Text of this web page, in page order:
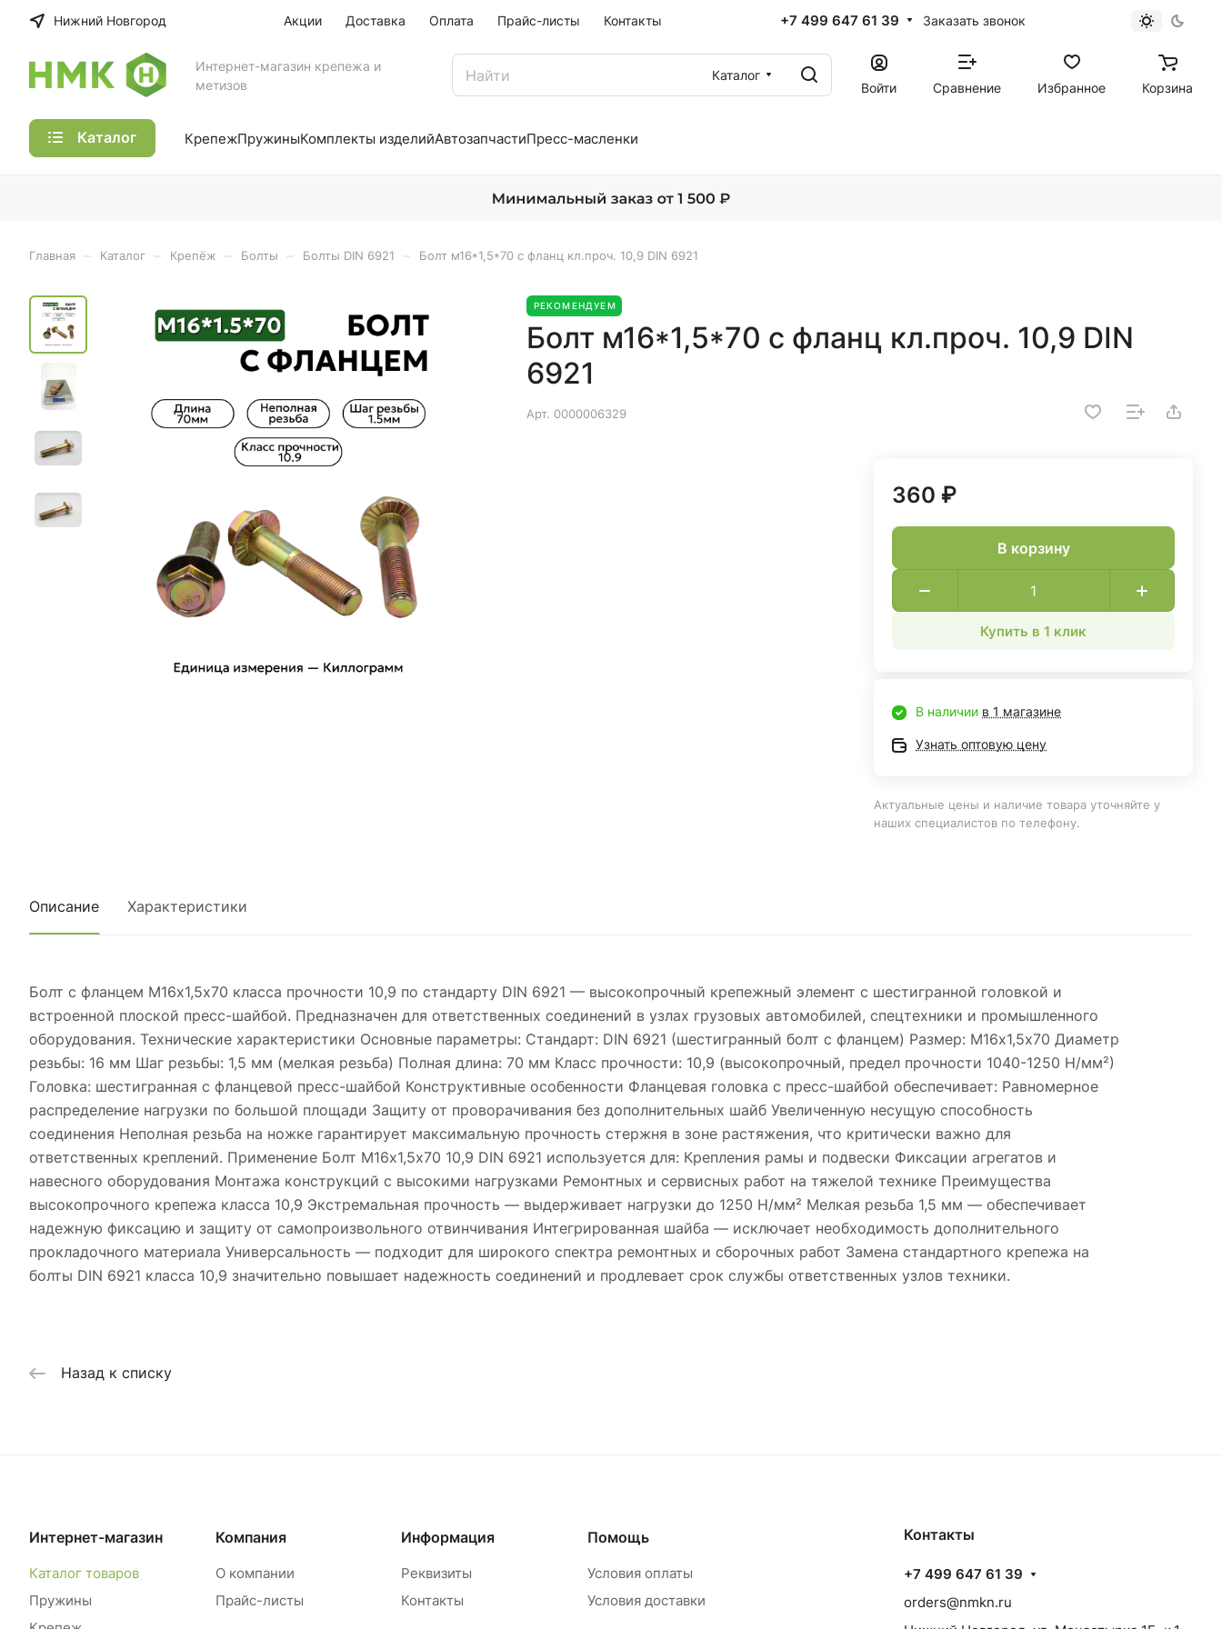
Нижний Новгород Акции Доставка Оплата Прайс-листы Контакты +7 499 647 61 39 Заказать звонок
Интернет-магазин крепежа и
метизов
Каталог
Войти
Сравнение Избранное Корзина
Каталог КрепежПружиныКомплекты изделийАвтозапчастиПресс-масленки
Главная Каталог Крепёж Болты Болты DIN 6921 Болт м16*1,5*70 с фланц кл.проч. 10,9 DIN 6921
РЕКОМЕНДУЕМ
Болт м16*1,5*70 с фланц кл.проч. 10,9 DIN
6921
Арт. 0000006329
360 ₽
В корзину
Купить в 1 клик
В наличии в 1 магазине
Узнать оптовую цену
Актуальные цены и наличие товара уточняйте у
наших специалистов по телефону.
Описание Характеристики
Болт с фланцем М16х1,5х70 класса прочности 10,9 по стандарту DIN 6921 — высокопрочный крепежный элемент с шестигранной головкой и
встроенной плоской пресс-шайбой. Предназначен для ответственных соединений в узлах грузовых автомобилей, спецтехники и промышленного
оборудования. Технические характеристики Основные параметры: Стандарт: DIN 6921 (шестигранный болт с фланцем) Размер: М16х1,5х70 Диаметр
резьбы: 16 мм Шаг резьбы: 1,5 мм (мелкая резьба) Полная длина: 70 мм Класс прочности: 10,9 (высокопрочный, предел прочности 1040-1250 Н/мм²)
Головка: шестигранная с фланцевой пресс-шайбой Конструктивные особенности Фланцевая головка с пресс-шайбой обеспечивает: Равномерное
распределение нагрузки по большой площади Защиту от проворачивания без дополнительных шайб Увеличенную несущую способность
соединения Неполная резьба на ножке гарантирует максимальную прочность стержня в зоне растяжения, что критически важно для
ответственных креплений. Применение Болт М16х1,5х70 10,9 DIN 6921 используется для: Крепления рамы и подвески Фиксации агрегатов и
навесного оборудования Монтажа конструкций с высокими нагрузками Ремонтных и сервисных работ на тяжелой технике Преимущества
высокопрочного крепежа класса 10,9 Экстремальная прочность — выдерживает нагрузки до 1250 Н/мм² Мелкая резьба 1,5 мм — обеспечивает
надежную фиксацию и защиту от самопроизвольного отвинчивания Интегрированная шайба — исключает необходимость дополнительного
прокладочного материала Универсальность — подходит для широкого спектра ремонтных и сборочных работ Замена стандартного крепежа на
болты DIN 6921 класса 10,9 значительно повышает надежность соединений и продлевает срок службы ответственных узлов техники.
Назад к списку
Интернет-магазин
Каталог товаров
Пружины
Компания
О компании
Прайс-листы
Информация
Реквизиты
Контакты
Помощь
Условия оплаты
Условия доставки
Контакты
+7 499 647 61 39
orders@nmkn.ru